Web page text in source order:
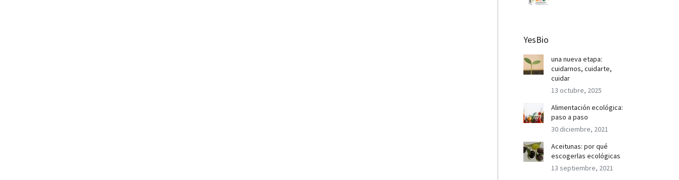
YesBio
una nueva etapa:
cuidarnos, cuidarte,
cuidar
13 octubre, 2025
Alimentación ecológica:
paso a paso
30 diciembre, 2021
Aceitunas: por qué
escogerlas ecológicas
13 septiembre, 2021